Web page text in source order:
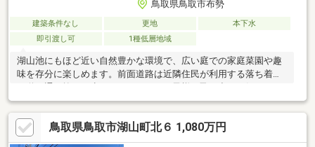
鳥取県鳥取市布勢
建築条件なし 更地
本下水
即引渡し可
1種低層地域
湖山池にもほど近い自然豊かな環境で、広い庭での家庭菜園や趣
味を存分に楽しめます。前面道路は近隣住民が利用する落ち着い
ない安心のプライベート空間が広がります。■バス停まで徒歩4分
■ヤマタスポーツパークまで徒歩5分■出合いの森まで徒歩19分☆
トータルエナジーオオタについて☆断熱・気密・耐震・耐久性の
すべてにこだわり、‘建てた瞬間‘だけではなく、その快適さがこれ
鳥取県鳥取市湖山町北６ 1,080万円